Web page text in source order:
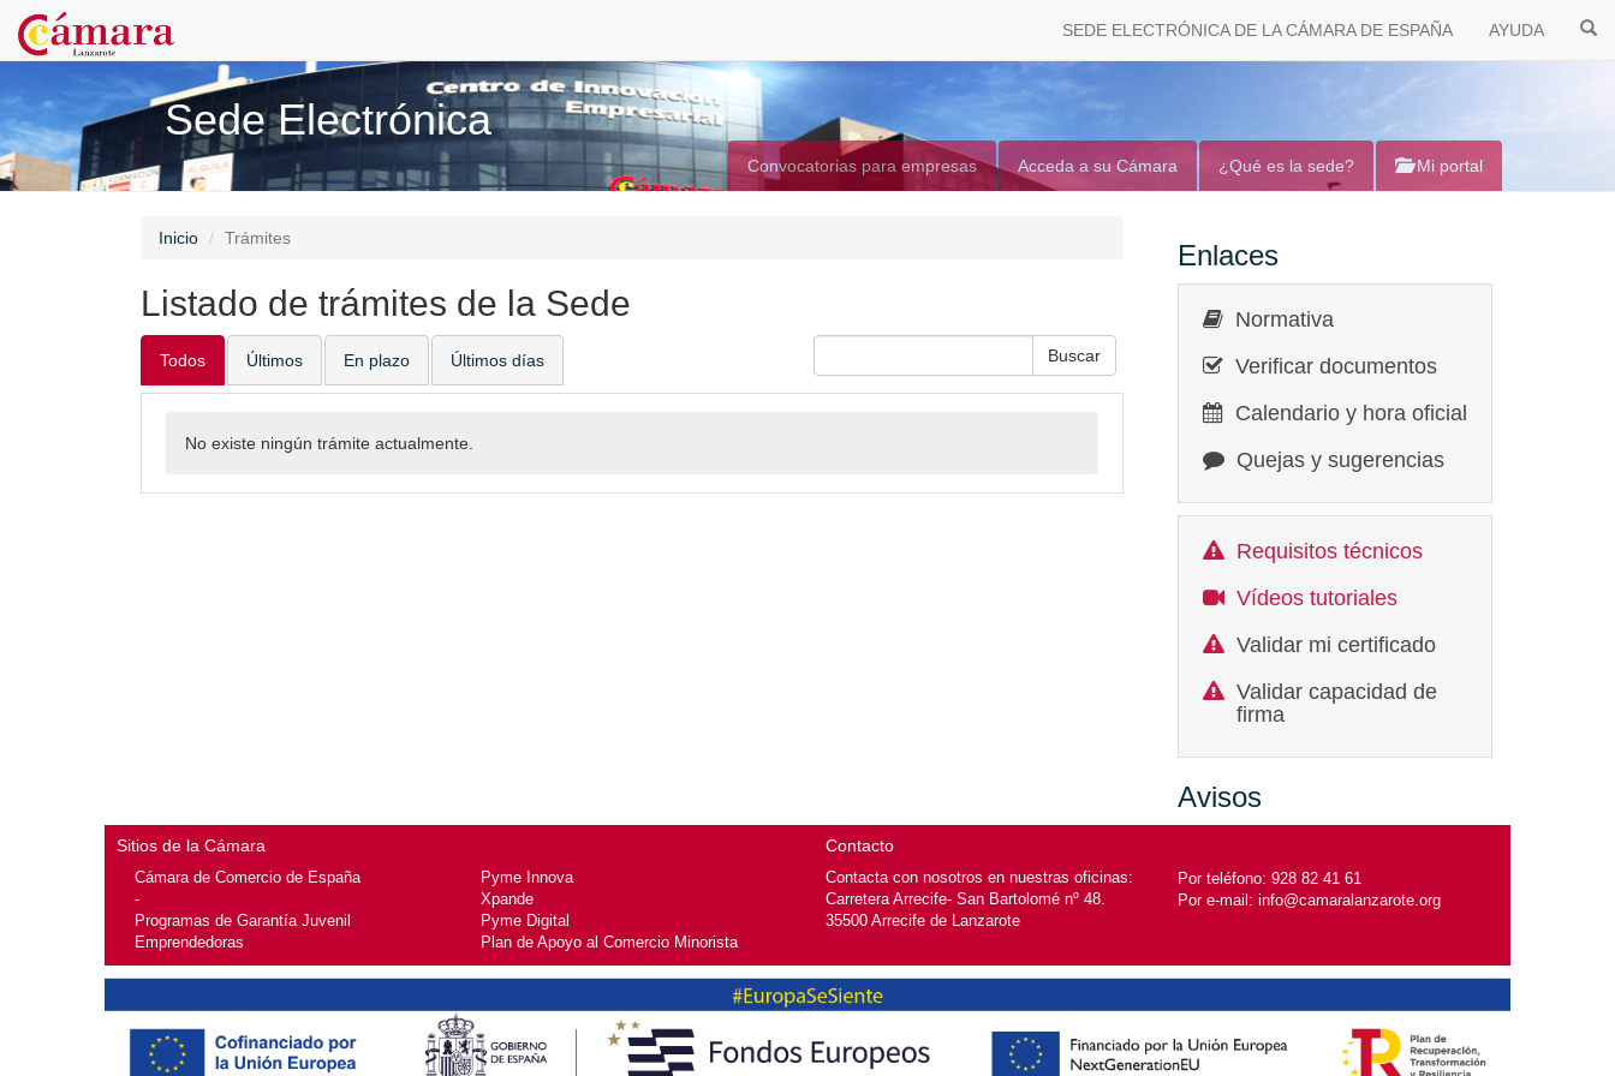
SEDE ELECTRÓNICA DE LA CÁMARA DE ESPAÑA AYUDA
Sede Electrónica
Convocatorias para empresas Acceda a su Cámara ¿Qué es la sede? Mi portal
Inicio Trámites
Listado de trámites de la Sede
Todos Últimos En plazo Últimos días
No existe ningún trámite actualmente.
Enlaces
Normativa
Verificar documentos
Calendario y hora oficial
Quejas y sugerencias
Requisitos técnicos
Vídeos tutoriales
Validar mi certificado
Validar capacidad de
firma
Avisos
Sitios de la Cámara
Cámara de Comercio de España
-
Programas de Garantía Juvenil
Emprendedoras
Pyme Innova
Xpande
Pyme Digital
Plan de Apoyo al Comercio Minorista
Contacto
Contacta con nosotros en nuestras oficinas:
Carretera Arrecife- San Bartolomé nº 48.
35500 Arrecife de Lanzarote
Por teléfono: 928 82 41 61
Por e-mail: info@camaralanzarote.org